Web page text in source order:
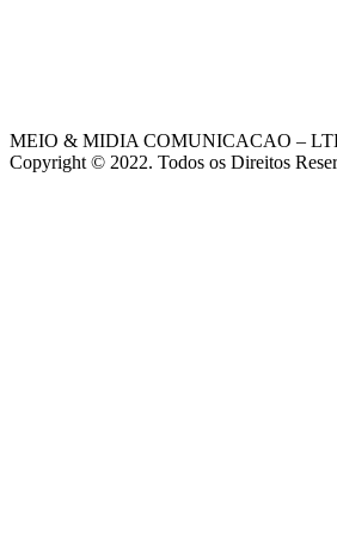
MEIO & MIDIA COMUNICACAO –
Copyright © 2022. Todos os Direitos